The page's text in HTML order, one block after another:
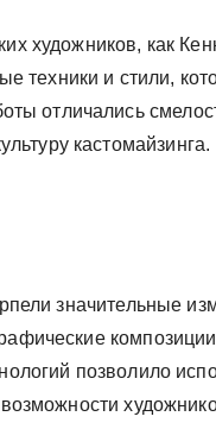
художников, как
техники и стили,
отличались
кастомайзинга.
значительные
позволило